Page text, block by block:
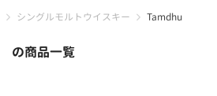
シングルモルトウイスキー Tamdhu
の商品一覧